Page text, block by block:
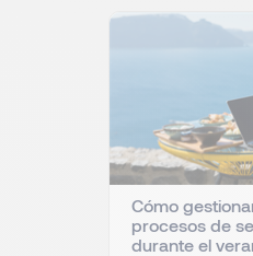
Cómo
procesos de
durante el